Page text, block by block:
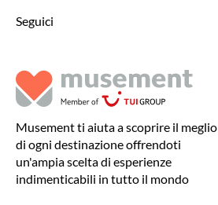
Seguici
Musement ti aiuta a scoprire il meglio
di ogni destinazione offrendoti
un'ampia scelta di esperienze
indimenticabili in tutto il mondo